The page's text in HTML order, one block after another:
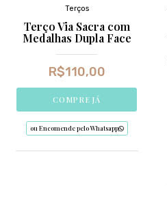
Terços
Terço Via Sacra com
Medalhas Dupla Face
R$110,00
COMPRE JÁ
ou Encomende pelo Whatsapp